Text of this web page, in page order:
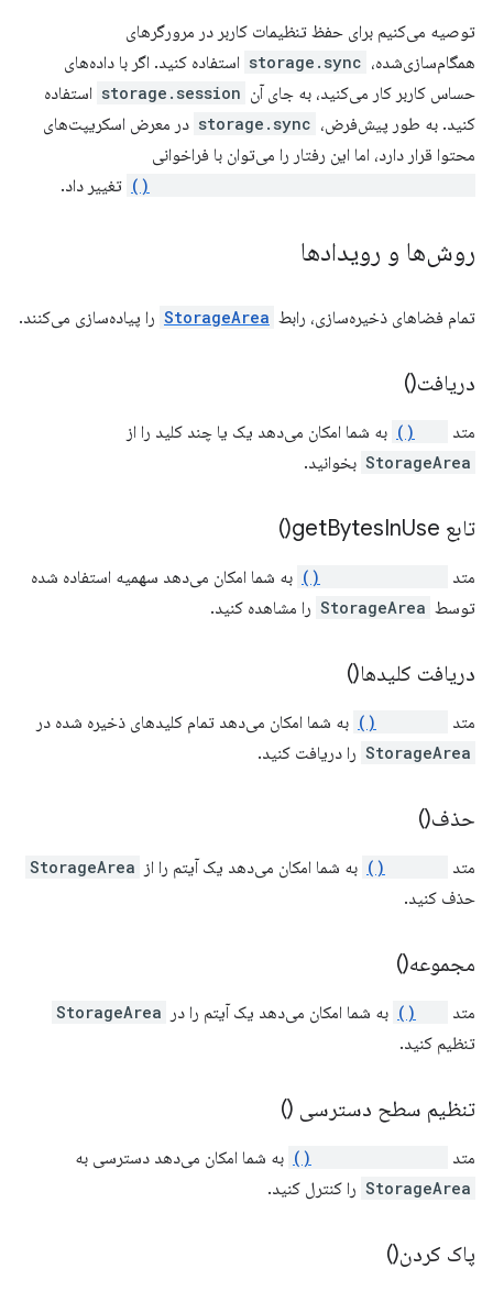
توصیه می‌کنیم برای حفظ تنظیمات کاربر در مرورگرهای
همگام‌سازی‌شده، storage.sync استفاده کنید. اگر با داده‌های
حساس کاربر کار می‌کنید، به جای آن storage.session استفاده
کنید. به طور پیش‌فرض، storage.sync در معرض اسکریپت‌های
محتوا قرار دارد، اما این رفتار را می‌توان با فراخوانی
تغییر داد.
روش‌ها و رویدادها
تمام فضاهای ذخیره‌سازی، رابط StorageArea را پیاده‌سازی می‌کنند.
دریافت()
متد به شما امکان می‌دهد یک یا چند کلید را از
StorageArea بخوانید.
تابع getBytesInUse(
)
متد
به شما امکان می‌دهد سهمیه استفاده شده
توسط StorageArea را مشاهده کنید.
دریافت کلیدها()
متد به شما امکان می‌دهد تمام کلیدهای ذخیره شده در
StorageArea را دریافت کنید.
حذف()
متد به شما امکان می‌دهد یک آیتم را از StorageArea
حذف کنید.
مجموعه()
متد به شما امکان می‌دهد یک آیتم را در StorageArea
تنظیم کنید.
تنظیم سطح دسترسی ()
متد به شما امکان می‌دهد دسترسی به
StorageArea را کنترل کنید.
پاک کردن()